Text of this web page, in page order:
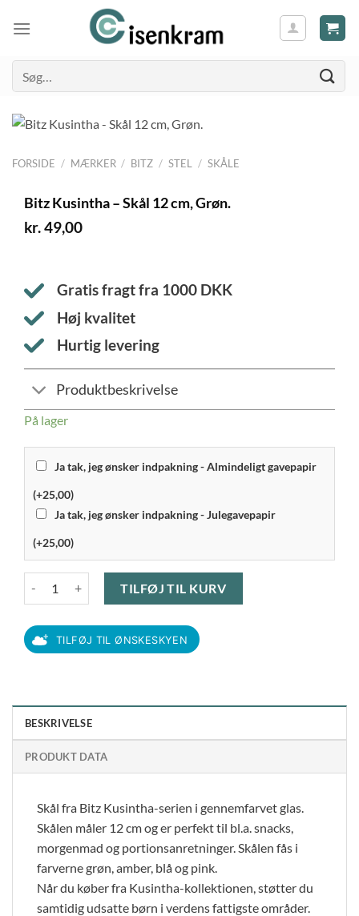
efter:
FORSIDE / MÆRKER / BITZ / STEL / SKÅLE
Bitz Kusintha – Skål 12 cm, Grøn.
kr.49,00
Gratis fragt fra 1000 DKK
Høj kvalitet
Hurtig levering
Produktbeskrivelse
På lager
Ja tak, jeg ønsker indpakning - Almindeligt gavepapir
(+25,00)
Ja tak, jeg ønsker indpakning - Julegavepapir
(+25,00)
TILFØJ TIL KURV
TILFØJ TIL ØNSKESKYEN
BESKRIVELSE
PRODUKT DATA
Skål fra Bitz Kusintha-serien i gennemfarvet glas.
Skålen måler 12 cm og er perfekt til bl.a. snacks,
morgenmad og portionsanretninger. Skålen fås i
farverne grøn, amber, blå og pink.
Når du køber fra Kusintha-kollektionen, støtter du
samtidig udsatte børn i verdens fattigste områder.